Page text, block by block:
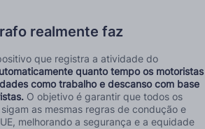
realmente faz
que registra a atividade do
quanto tempo os motoristas
como trabalho e descanso com base
O objetivo é garantir que todos os
as mesmas regras de condução e
melhorando a segurança e a equidade